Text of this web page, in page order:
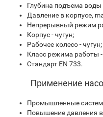
Глубина подъема воды
Давление в корпусе,
Непрерывный режим
Корпус - чугун;
Рабочее колесо - чугун;
Класс режима работы
Стандарт EN 733.
Применение
Промышленные
Повышение давления